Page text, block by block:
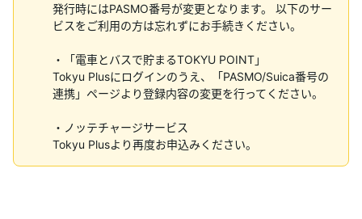
発行時にはPASMO番号が変更となります。 以下のサー
ビスをご利用の方は忘れずにお手続きください。
・「電車とバスで貯まるTOKYU POINT」
Tokyu Plusにログインのうえ、「PASMO/Suica番号の
連携」ページより登録内容の変更を行ってください。
・ノッテチャージサービス
Tokyu Plusより再度お申込みください。